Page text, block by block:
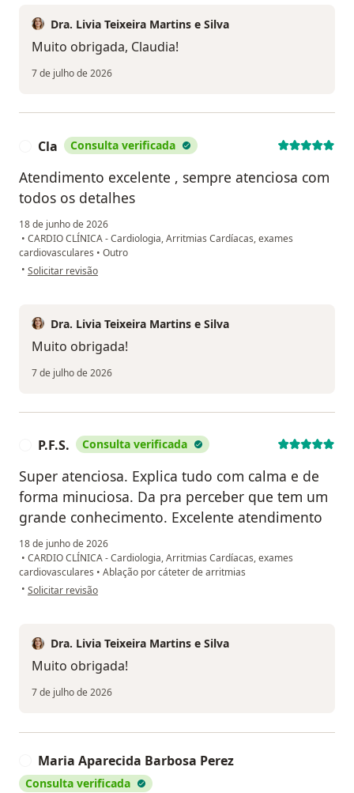
Dra. Livia Teixeira Martins e Silva
Muito obrigada, Claudia!
7 de julho de 2026
Cla Consulta verificada
Atendimento excelente , sempre atenciosa com
todos os detalhes
18 de junho de 2026
• CARDIO CLÍNICA - Cardiologia, Arritmias Cardíacas, exames
cardiovasculares • Outro
• na opinião do utilizador Cla
Solicitar revisão
Dra. Livia Teixeira Martins e Silva
Muito obrigada!
7 de julho de 2026
P.F.S. Consulta verificada
Super atenciosa. Explica tudo com calma e de
forma minuciosa. Da pra perceber que tem um
grande conhecimento. Excelente atendimento
18 de junho de 2026
• CARDIO CLÍNICA - Cardiologia, Arritmias Cardíacas, exames
cardiovasculares • Ablação por cáteter de arritmias
• na opinião do utilizador P.F.S.
Solicitar revisão
Dra. Livia Teixeira Martins e Silva
Muito obrigada!
7 de julho de 2026
Maria Aparecida Barbosa Perez
Consulta verificada